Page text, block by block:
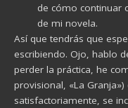
de cómo continuar
de mi novela.
Así que tendrás que
escribiendo. Ojo, hablo
perder la práctica, he
provisional, «La
satisfactoriamente, se